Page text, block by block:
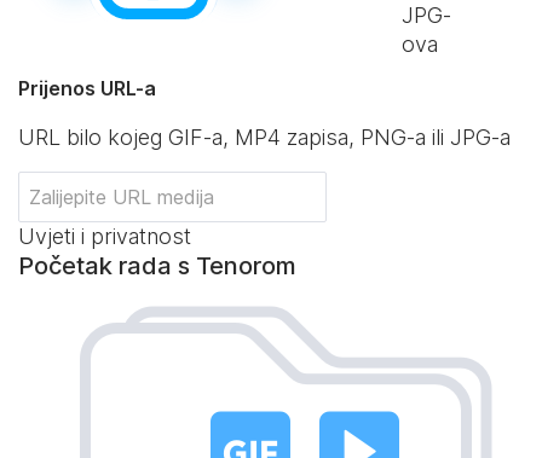
JPG-
ova
Prijenos URL-a
URL bilo kojeg GIF-a, MP4 zapisa, PNG-a ili JPG-a
Uvjeti i privatnost
Početak rada s Tenorom